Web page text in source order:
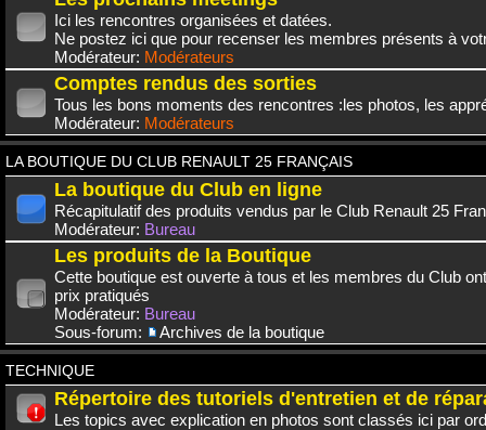
Ici les rencontres organisées et datées.
Ne postez ici que pour recenser les membres présents à
Modérateur: Modérateurs
Comptes rendus des sorties
Tous les bons moments des rencontres :les photos, les
Modérateur: Modérateurs
LA BOUTIQUE DU CLUB RENAULT 25 FRANÇAIS
La boutique du Club en ligne
Récapitulatif des produits vendus par le Club Renault 25
Modérateur: Bureau
Les produits de la Boutique
Cette boutique est ouverte à tous et les membres du Club
prix pratiqués
Modérateur: Bureau
Sous-forum:
Archives de la boutique
TECHNIQUE
Répertoire des tutoriels d'entretien et de
Les topics avec explication en photos sont classés ici par